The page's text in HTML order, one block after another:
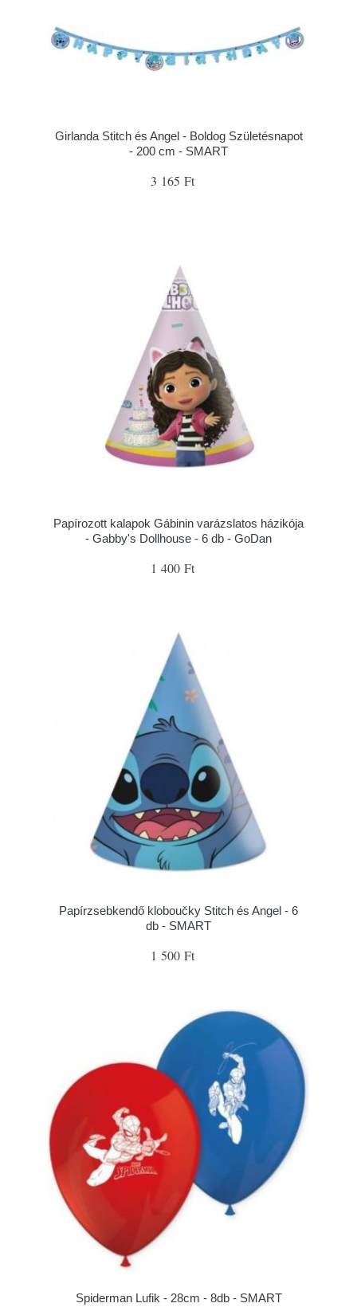
Girlanda Stitch és Angel - Boldog Születésnapot
- 200 cm - SMART
3 165 Ft
Papírozott kalapok Gábinin varázslatos házikója
- Gabby's Dollhouse - 6 db - GoDan
1 400 Ft
Papírzsebkendő kloboučky Stitch és Angel - 6
db - SMART
1 500 Ft
Spiderman Lufik - 28cm - 8db - SMART